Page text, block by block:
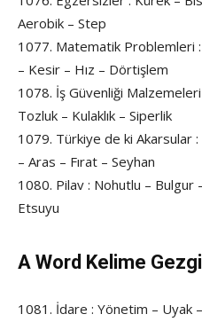
Aerobik – Step
1077. Matematik Problemleri :
– Kesir – Hız – Dörtişlem
1078. İş Güvenliği
Tozluk – Kulaklık – Siperlik
1079. Türkiye de ki Akarsular :
– Aras – Fırat – Seyhan
1080. Pilav : Nohutlu – Bulgur
Etsuyu
A Word Kelime
1081. İdare : Yönetim – Uyak